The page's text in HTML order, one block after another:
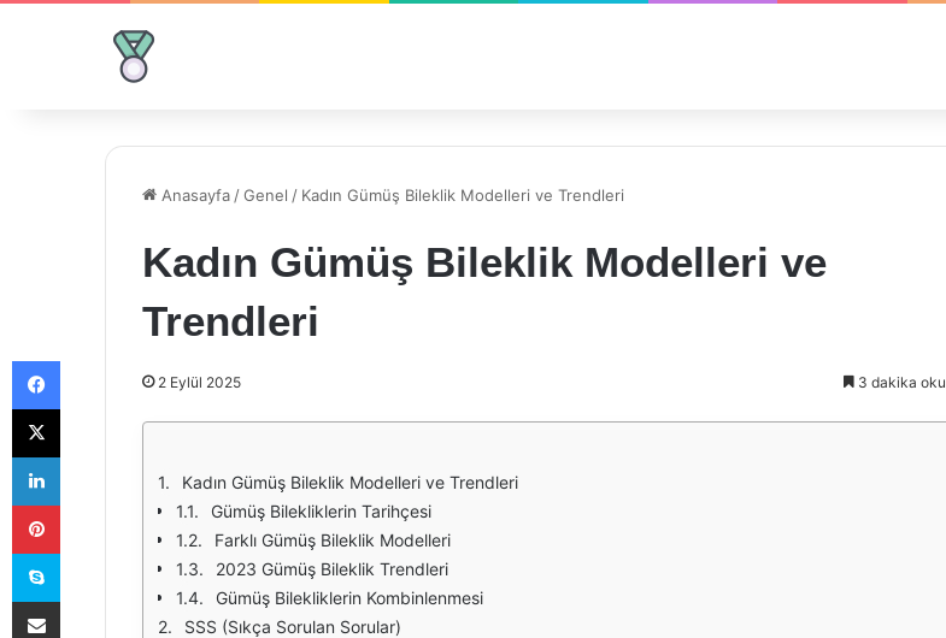
Anasayfa /Genel / Kadın Gümüş Bileklik Modelleri ve Trendleri
Kadın Gümüş Bileklik Modelleri ve
Trendleri
2 Eylül 2025 3 dakika
Kadın Gümüş Bileklik Modelleri ve Trendleri
Gümüş Bilekliklerin Tarihçesi
Farklı Gümüş Bileklik Modelleri
2023 Gümüş Bileklik Trendleri
Gümüş Bilekliklerin Kombinlenmesi
SSS (Sıkça Sorulan Sorular)
Facebook
X
LinkedIn
Pinterest
Skype
E-Posta ile paylaş